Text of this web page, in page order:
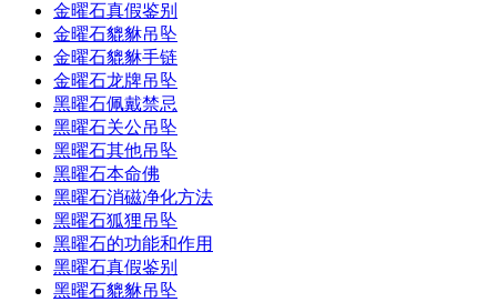
金曜石真假鉴别
金曜石貔貅吊坠
金曜石貔貅手链
金曜石龙牌吊坠
黑曜石佩戴禁忌
黑曜石关公吊坠
黑曜石其他吊坠
黑曜石本命佛
黑曜石消磁净化方法
黑曜石狐狸吊坠
黑曜石的功能和作用
黑曜石真假鉴别
黑曜石貔貅吊坠